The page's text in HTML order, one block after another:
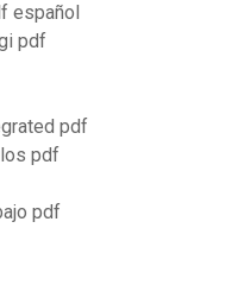
español
pdf
pdf
pdf
pdf